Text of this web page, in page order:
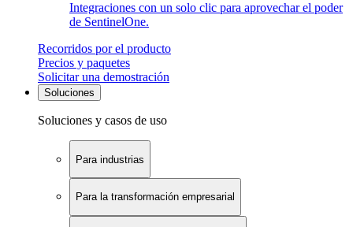
Integraciones con un solo clic para aprovechar el poder
de SentinelOne.
Recorridos por el producto
Precios y paquetes
Solicitar una demostración
Soluciones
Soluciones y casos de uso
Para industrias
Para la transformación empresarial